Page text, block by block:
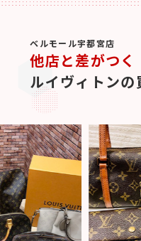
ベルモール宇都宮店
他店と差がつく
ルイヴィトン